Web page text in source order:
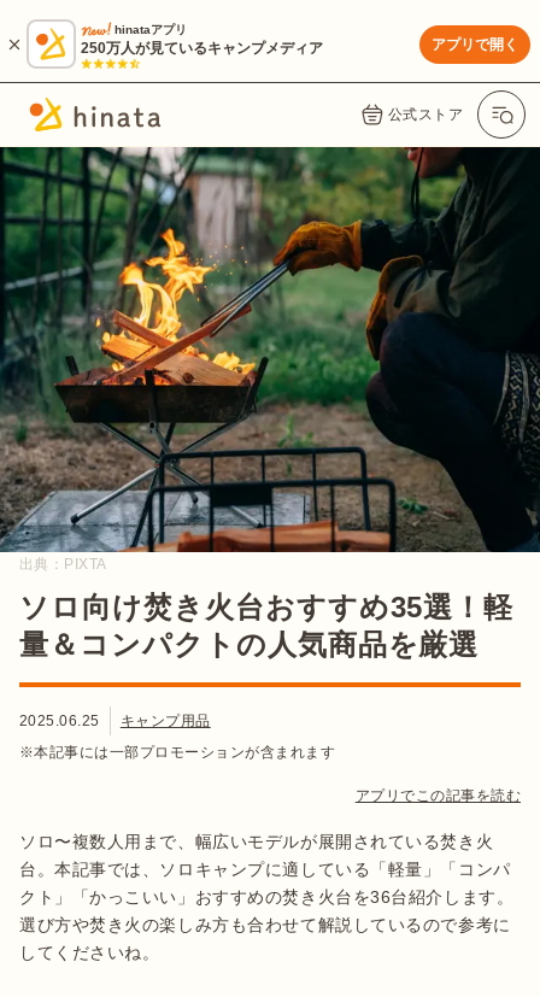
hinataアプリ
250万人が見ているキャンプメディア アプリで開く
公式ストア
出典： PIXTA
ソロ向け焚き火台おすすめ35選！軽
量＆コンパクトの人気商品を厳選
2025.06.25
キャンプ用品
※本記事には一部プロモーションが含まれます
アプリでこの記事を読む
ソロ〜複数人用まで、幅広いモデルが展開されている焚き火
台。本記事では、ソロキャンプに適している「軽量」「コンパ
クト」「かっこいい」おすすめの焚き火台を36台紹介します。
選び方や焚き火の楽しみ方も合わせて解説しているので参考に
してくださいね。